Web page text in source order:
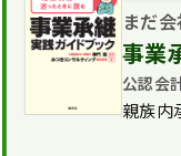
デューデ
VDR選定
VDRの効
よくある
まだ
事業
公認会
親族内